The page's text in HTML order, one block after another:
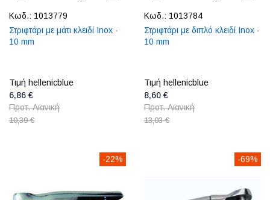
Κωδ.: 1013779
Στριφτάρι με μάτι κλειδί Inox -
10 mm
Τιμή hellenicblue
6,86 €
Προτ. Λιανική
10,39 €
Κωδ.: 1013784
Στριφτάρι με διπλό κλειδί Inox -
10 mm
Τιμή hellenicblue
8,60 €
Προτ. Λιανική
13,03 €
-22% -69%